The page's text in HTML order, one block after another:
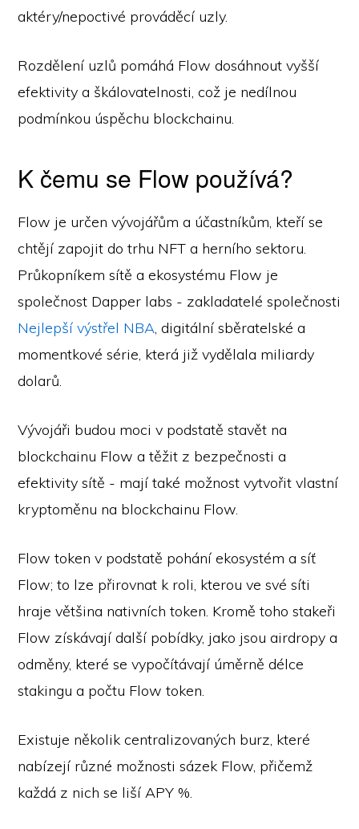
aktéry/nepoctivé prováděcí uzly.
Rozdělení uzlů pomáhá Flow dosáhnout vyšší
efektivity a škálovatelnosti, což je nedílnou
podmínkou úspěchu blockchainu.
K čemu se Flow používá?
Flow je určen vývojářům a účastníkům, kteří se
chtějí zapojit do trhu NFT a herního sektoru.
Průkopníkem sítě a ekosystému Flow je
společnost Dapper labs - zakladatelé společnosti
Nejlepší výstřel NBA, digitální sběratelské a
momentkové série, která již vydělala miliardy
dolarů.
Vývojáři budou moci v podstatě stavět na
blockchainu Flow a těžit z bezpečnosti a
efektivity sítě - mají také možnost vytvořit vlastní
kryptoměnu na blockchainu Flow.
Flow token v podstatě pohání ekosystém a síť
Flow; to lze přirovnat k roli, kterou ve své síti
hraje většina nativních token. Kromě toho stakeři
Flow získávají další pobídky, jako jsou airdropy a
odměny, které se vypočítávají úměrně délce
stakingu a počtu Flow token.
Existuje několik centralizovaných burz, které
nabízejí různé možnosti sázek Flow, přičemž
každá z nich se liší APY %.